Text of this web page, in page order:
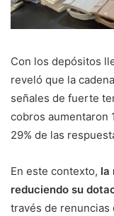
Con los depósitos
reveló que la
señales de fuerte
cobros aumentaron
29% de las
En este contexto, la
reduciendo su
través de renuncias